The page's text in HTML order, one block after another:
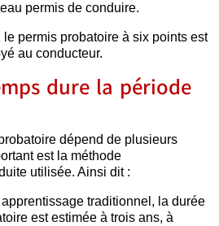
permis de conduire.
permis probatoire à six points est
au conducteur.
dure la période
dépend de plusieurs
est la méthode
utilisée. Ainsi dit :
traditionnel, la durée
est estimée à trois ans, à